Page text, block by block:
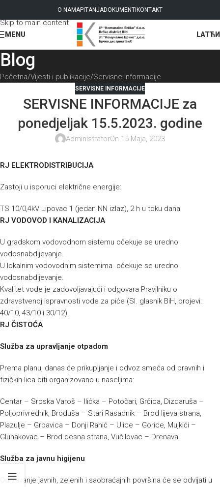
Skip to navigation
Skip to main content
O NAMAPITANJADOKUMENTI KONTAKT
MENU LAT
Blog
Početna Vijesti i publikacije Servisne informacije
SERVISNE INFORMACIJE
SERVISNE INFORMACIJE za
ponedjeljak 15.5.2023. godine
AdministratorOn 15 Maja, 2023
RJ ELEKTRODISTRIBUCIJA
Zastoji u isporuci električne energije:
TS 10/0,4kV Lipovac 1 (jedan NN izlaz), 2 h u toku dana
RJ VODOVOD I KANALIZACIJA
U gradskom vodovodnom sistemu očekuje se uredno
vodosnabdijevanje.
U lokalnim vodovodnim sistemima očekuje se uredno
vodosnabdijevanje.
Kvalitet vode je zadovoljavajući i odgovara Pravilniku o
zdravstvenoj ispravnosti vode za piće (Sl. glasnik BiH, brojevi:
40/10, 43/10 i 30/12).
RJ ČISTOĆA
Služba za upravljanje otpadom
Prema planu, danas će prikupljanje i odvoz smeća od pravnih i
fizičkih lica biti organizovano u naseljima:
Centar – Srpska Varoš – Ilićka – Potočari, Grčica, Dizdaruša –
Poljoprivrednik, Broduša – Stari Rasadnik – Brod lijeva strana,
Plazulje – Grbavica – Donji Rahić – Ulice – Gorice, Mujkići –
Gluhakovac – Brod desna strana, Vučilovac – Drenava.
Služba za javnu higijenu
Održavanje javnih, zelenih i saobraćajnih površina će se odvijati u